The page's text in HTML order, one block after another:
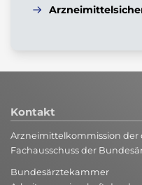
Kontakt
Arzneimittelkommission der
Fachausschuss der
Bundesärztekammer